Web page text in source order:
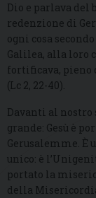
Dio e parlava del
redenzione di
ogni cosa
Galilea, alla loro
fortificava, pieno
(Lc 2, 22-40).
Davanti al nostro
grande: Gesù è
Gerusalemme. È
unico: è
portato la
della